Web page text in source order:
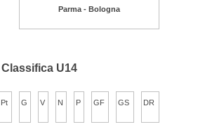
Parma - Bologna
Classifica U14
Pt G V N P GF GS DR